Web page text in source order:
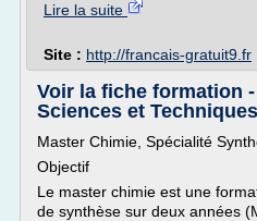
Lire la suite
Site : http://francais-gratuit9.fr
Voir la fiche formation
Sciences et Techniques
Master Chimie, Spécialité
Objectif
Le master chimie est une
de synthèse sur deux années